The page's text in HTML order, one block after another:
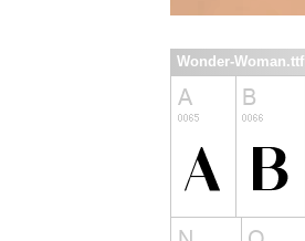
Wonder-Woman.ttf